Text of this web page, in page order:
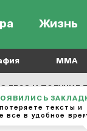
Жизнь
MMA
получил
тексты и
все в удобное